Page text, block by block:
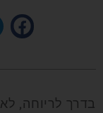
בדרך לריוחה,